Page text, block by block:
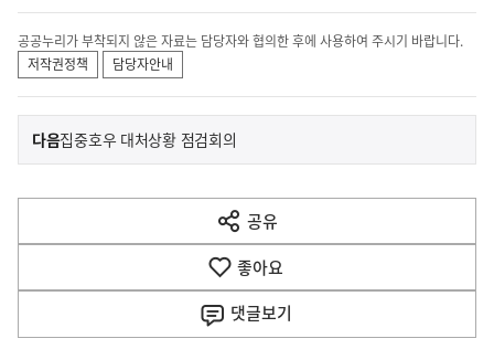
공공누리가 부착되지 않은 자료는 담당자와 협의한 후에 사용하여 주시기 바랍니다.
저작권정책
담당자안내
이
전
다
음
다음기
사
집중호우 대처상황 점검회의
공유
열
기
좋아요
댓글보기